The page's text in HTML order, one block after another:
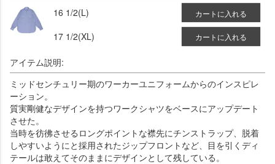
16 1/2(L)
カートに入れる
17 1/2(XL) カートに入れる
アイテム説明:
ミッドセンチュリー期のワーカーユニフォームからのインスピレ
ーション。
質実剛健なデザインを持つワークシャツをベースにアップデート
させた。
当時を彷彿させるロングポイントな襟先にチンストラップ、脱着
しやすいようにと採用されたジップフロントなど、目を引くディ
テールは敢えてそのままにデザインとして残している。